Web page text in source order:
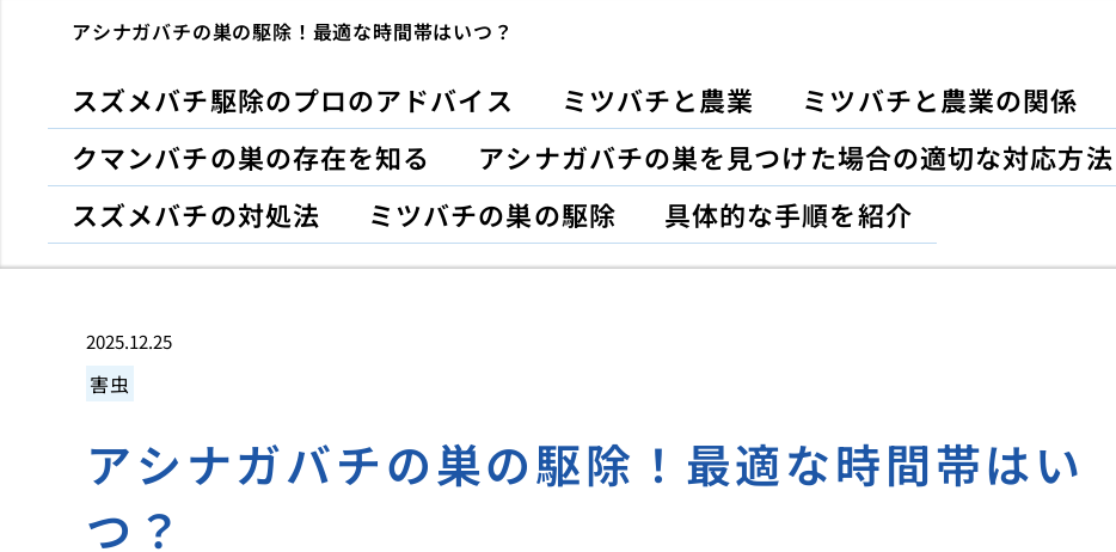
アシナガバチの巣の駆除！最適な時間帯はいつ？
スズメバチ駆除のプロのアドバイス ミツバチと農業 ミツバチと農業の関係
クマンバチの巣の存在を知る
アシナガバチの巣を見つけた場合の適切な対応方法
スズメバチの対処法
ミツバチの巣の駆除 具体的な手順を紹介
2025.12.25
害虫
アシナガバチの巣の駆除！最適な時間帯はい
つ？